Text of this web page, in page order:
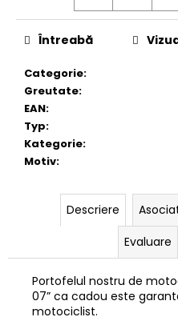
Categorie:
Greutate:
EAN:
Typ:
Kategorie:
Motiv:
Întreabă
Descriere
Evaluare
Portofelul nostru de
07” ca cadou este
motociclist.